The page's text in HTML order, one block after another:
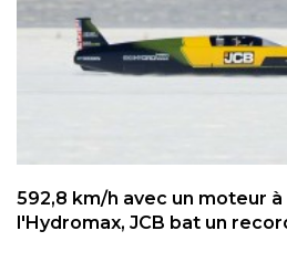
592,8 km/h avec un moteur
l'Hydromax, JCB bat un